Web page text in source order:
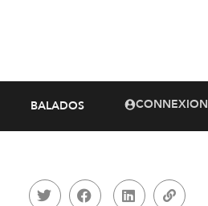
BALADOS CONNEXION